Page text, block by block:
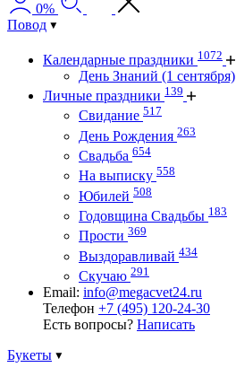
0%
Повод
Календарные праздники 1072
День Знаний (1 сентября)
Личные праздники 139
Свидание 517
День Рождения 263
Свадьба 654
На выписку 558
Юбилей 508
Годовщина Свадьбы 183
Прости 369
Выздоравливай 434
Скучаю 291
Email: info@megacvet24.ru
Телефон +7 (495) 120-24-30
Есть вопросы? Написать
Букеты